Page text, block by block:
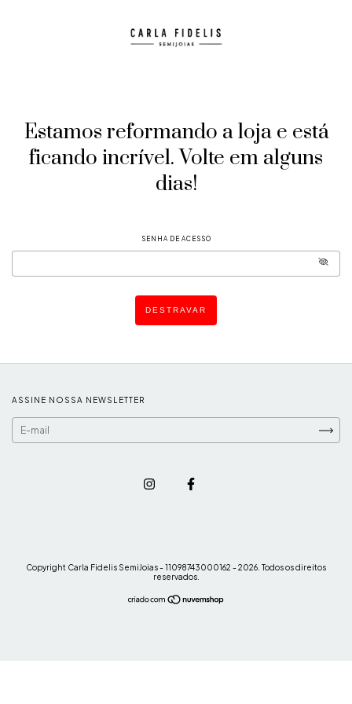
Estamos reformando a loja e está
ficando incrível. Volte em alguns
dias!
SENHA DE ACESSO
DESTRAVAR
ASSINE NOSSA NEWSLETTER
Copyright Carla Fidelis SemiJoias - 11098743000162 - 2026. Todos os direitos
reservados.